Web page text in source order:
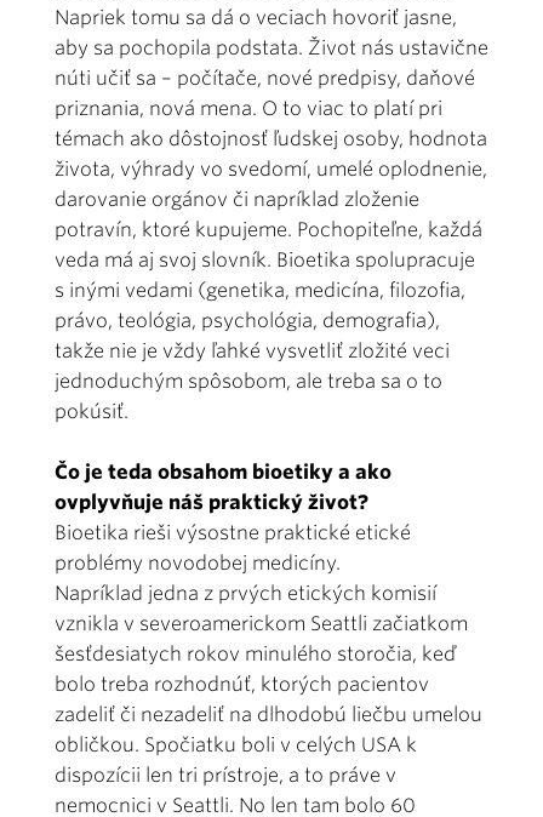
Napriek tomu sa dá o veciach hovoriť jasne,
aby sa pochopila podstata. Život nás ustavične
núti učiť sa – počítače, nové predpisy, daňové
priznania, nová mena. O to viac to platí pri
témach ako dôstojnosť ľudskej osoby, hodnota
života, výhrady vo svedomí, umelé oplodnenie,
darovanie orgánov či napríklad zloženie
potravín, ktoré kupujeme. Pochopiteľne, každá
veda má aj svoj slovník. Bioetika spolupracuje
s inými vedami (genetika, medicína, filozofia,
právo, teológia, psychológia, demografia),
takže nie je vždy ľahké vysvetliť zložité veci
jednoduchým spôsobom, ale treba sa o to
pokúsiť.
Čo je teda obsahom bioetiky a ako
ovplyvňuje náš praktický život?
Bioetika rieši výsostne praktické etické
problémy novodobej medicíny.
Napríklad jedna z prvých etických komisií
vznikla v severoamerickom Seattli začiatkom
šesťdesiatych rokov minulého storočia, keď
bolo treba rozhodnúť, ktorých pacientov
zadeliť či nezadeliť na dlhodobú liečbu umelou
obličkou. Spočiatku boli v celých USA k
dispozícii len tri prístroje, a to práve v
nemocnici v Seattli. No len tam bolo 60